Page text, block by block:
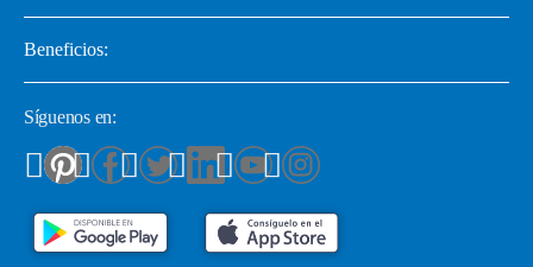
Beneficios:
Síguenos en: